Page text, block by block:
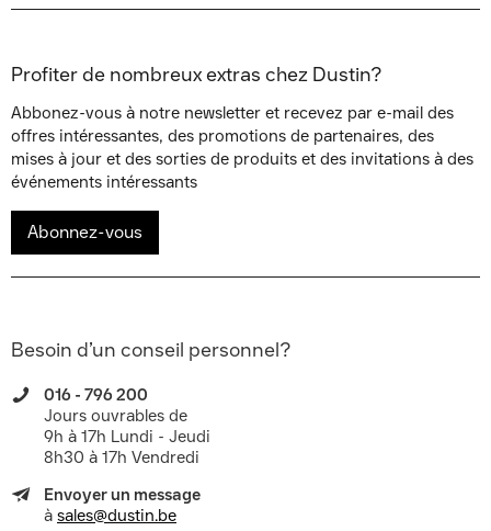
Profiter de nombreux extras chez Dustin?
Abbonez-vous à notre newsletter et recevez par e-mail des
offres intéressantes, des promotions de partenaires, des
mises à jour et des sorties de produits et des invitations à des
événements intéressants
Abonnez-vous
Besoin d’un conseil personnel?
016 - 796 200
Jours ouvrables de
9h à 17h Lundi - Jeudi
8h30 à 17h Vendredi
Envoyer un message
à sales@dustin.be